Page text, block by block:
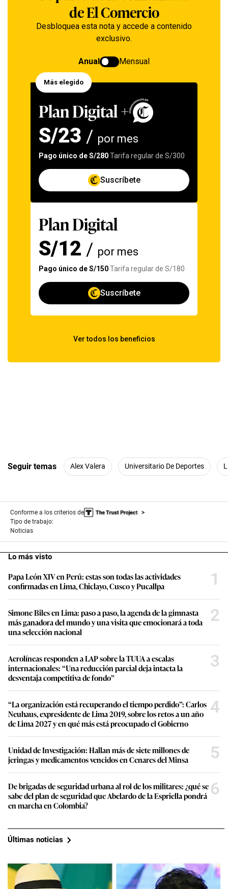
Seguir temas Alex Valera Universitario De Deportes
Conforme a los criterios de
Tipo de trabajo:
Noticias
Lo más visto
Papa León XIV en Perú: estas son todas las actividades
confirmadas en Lima, Chiclayo, Cusco y Pucallpa
1
Simone Biles en Lima: paso a paso, la agenda de la gimnasta
más ganadora del mundo y una visita que emocionará a toda
una selección nacional
2
Aerolíneas responden a LAP sobre la TUUA a escalas
internacionales: “Una reducción parcial deja intacta la
desventaja competitiva de fondo”
3
“La organización está recuperando el tiempo perdido”: Carlos
Neuhaus, expresidente de Lima 2019, sobre los retos a un año
de Lima 2027 y en qué más está preocupado el Gobierno
4
Unidad de Investigación: Hallan más de siete millones de
jeringas y medicamentos vencidos en Cenares del Minsa
5
De brigadas de seguridad urbana al rol de los militares: ¿qué se
sabe del plan de seguridad que Abelardo de la Espriella pondrá
en marcha en Colombia?
6
Últimas noticias